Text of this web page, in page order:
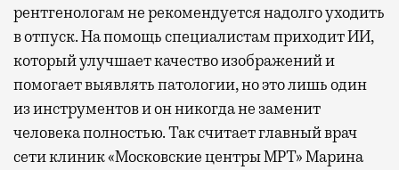
рентгенологам не рекомендуется надолго уходить
в отпуск. На помощь специалистам приходит ИИ,
который улучшает качество изображений и
помогает выявлять патологии, но это лишь один
из инструментов и он никогда не заменит
человека полностью. Так считает главный врач
сети клиник «Московские центры МРТ» Марина